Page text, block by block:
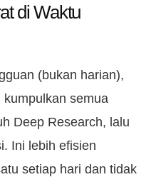
di Waktu
(bukan harian),
semua
Deep Research, lalu
Ini lebih efisien
setiap hari dan tidak